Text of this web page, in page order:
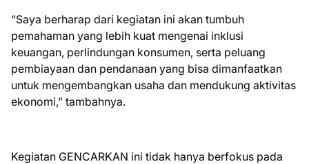
“Saya berharap dari kegiatan ini akan tumbuh
pemahaman yang lebih kuat mengenai inklusi
keuangan, perlindungan konsumen, serta peluang
pembiayaan dan pendanaan yang bisa dimanfaatkan
untuk mengembangkan usaha dan mendukung aktivitas
ekonomi,” tambahnya.
Kegiatan GENCARKAN ini tidak hanya berfokus pada